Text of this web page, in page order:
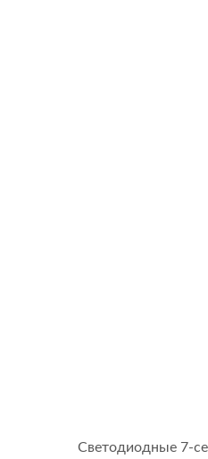
Светодиодные 7-